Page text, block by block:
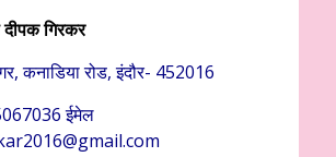
गिरकर
कनाडिया रोड,इंदौर- 452016
ईमेल